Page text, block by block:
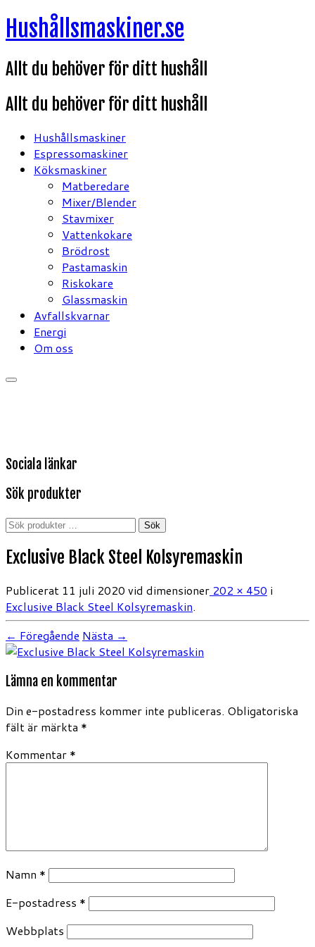
Hoppa
till
Hushållsmaskiner.se
Allt du behöver för ditt hushåll
Allt du behöver för ditt hushåll
Hushållsmaskiner
Espressomaskiner
Köksmaskiner
Matberedare
Mixer/Blender
Stavmixer
Vattenkokare
Brödrost
Pastamaskin
Riskokare
Glassmaskin
Avfallskvarnar
Energi
Om oss
Sociala länkar
Sök produkter
Sök
Sök
Exclusive Black Steel Kolsyremaskin
Publicerat 11 juli 2020 vid dimensioner 202 × 450 i
Exclusive Black Steel Kolsyremaskin.
← Föregående Nästa →
Lämna en kommentar
Din e-postadress kommer inte publiceras. Obligatoriska
fält är märkta *
Kommentar *
Namn *
E-postadress *
Webbplats